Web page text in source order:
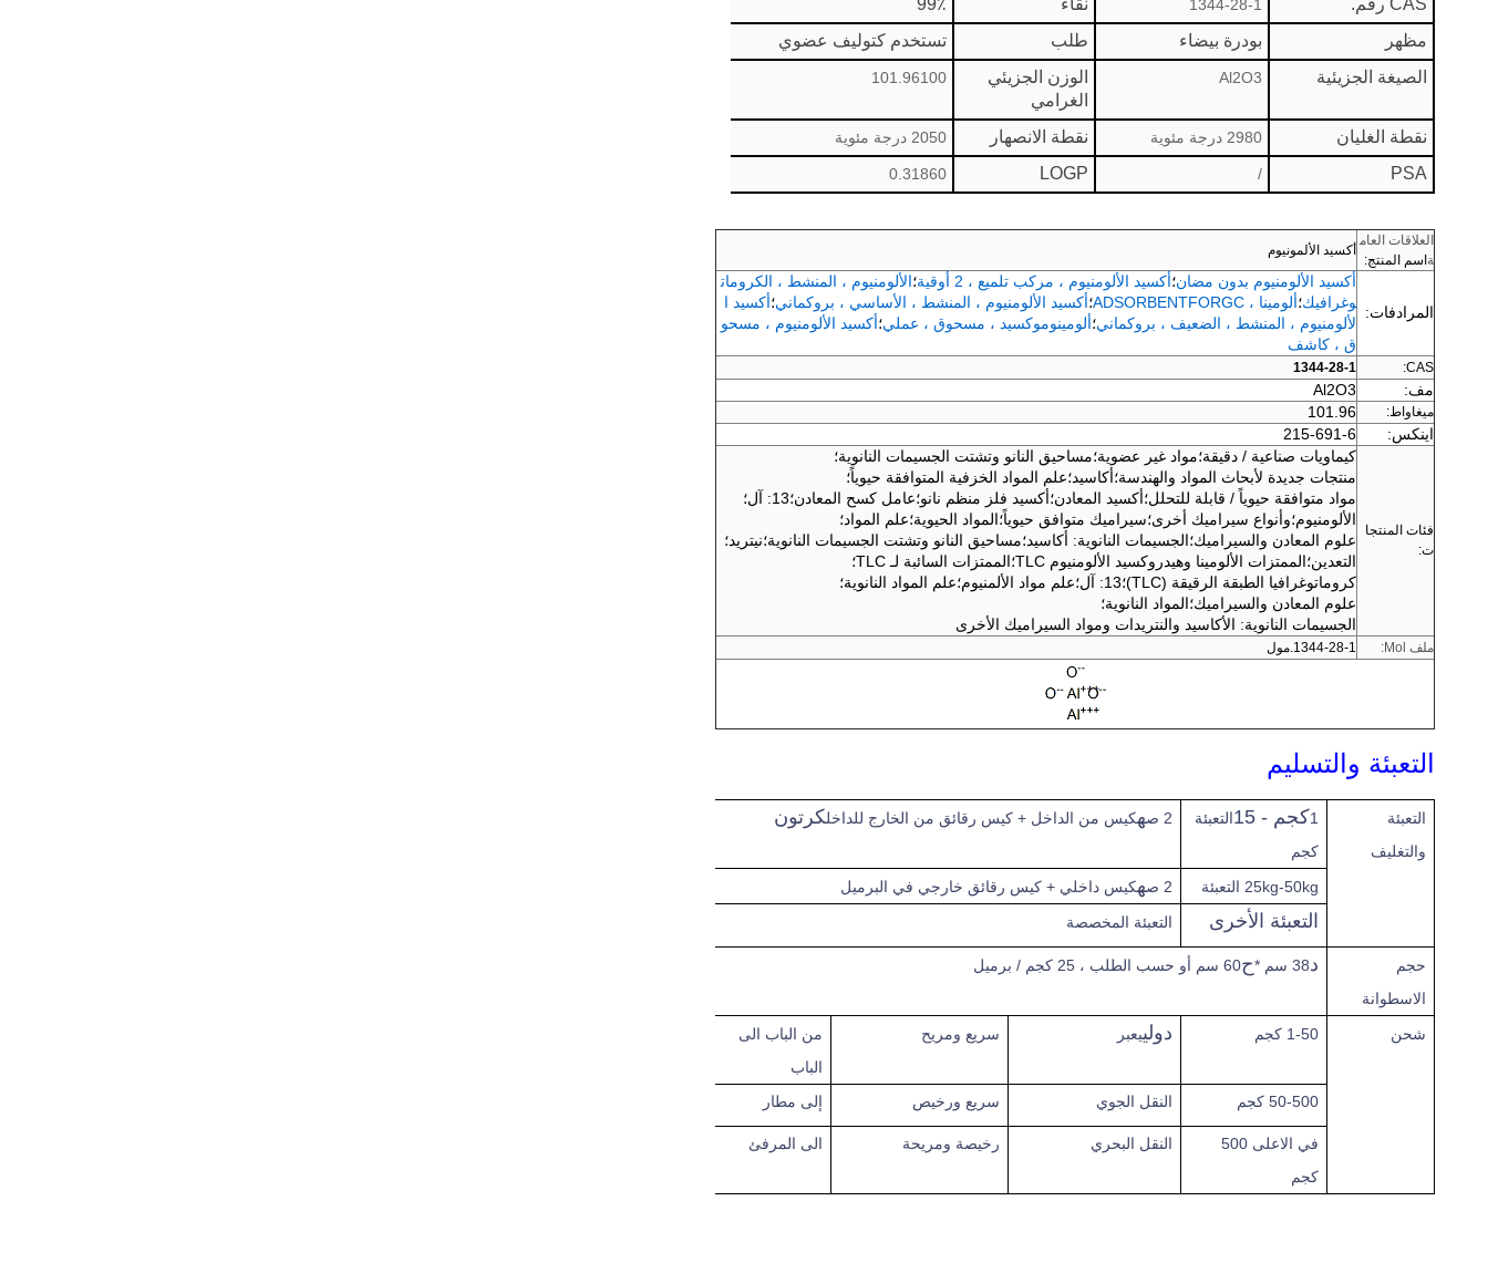
CAS رقم. 1344-28-1 نقاء
99٪
مظهر
بودرة بيضاء طلب
تستخدم كتوليف عضوي
الصيغة الجزيئية
Al2O3
الوزن الجزيئي
الغرامي
101.96100
نقطة الغليان 2980 درجة مئوية نقطة الانصهار 2050 درجة مئوية
PSA
/
LOGP
0.31860
العلاقات العام
ة اسم المنتج:
أكسيد الألمونيوم
المرادفات:
أكسيد الألومنيوم بدون مضان؛أكسيد الألومنيوم ، مركب تلميع ، 2 أوقية ؛الألومنيوم ، المنشط ، الكرومات
وغرافيك؛ألومينا ، ADSORBENTFORGC ؛أكسيد الألومنيوم ، المنشط ، الأساسي ، بروكماني؛أكسيد ا
لألومنيوم ، المنشط ، الضعيف ، بروكماني؛ألومينوموكسيد ، مسحوق ، عملي؛أكسيد الألومنيوم ، مسحو
ق ، كاشف
CAS:
1344-28-1
مف: Al2O3
ميغاواط:
101.96
اينكس:
215-691-6
فئات المنتجا
ت:
كيماويات صناعية / دقيقة؛مواد غير عضوية؛مساحيق النانو وتشتت الجسيمات النانوية؛
منتجات جديدة لأبحاث المواد والهندسة؛أكاسيد؛علم المواد الخزفية المتوافقة حيوياً؛
مواد متوافقة حيوياً / قابلة للتحلل؛أكسيد المعادن؛أكسيد فلز منظم نانو؛عامل كسح المعادن؛13: آل
؛
الألومنيوم؛وأنواع سيراميك أخرى؛سيراميك متوافق حيوياً؛المواد الحيوية؛علم المواد؛
علوم المعادن والسيراميك؛الجسيمات النانوية: أكاسيد؛مساحيق النانو وتشتت الجسيمات النانوية؛نيتريد؛
التعدين؛الممتزات الألومينا وهيدروكسيد الألومنيوم TLC ؛الممتزات السائبة لـ TLC
؛
كروماتوغرافيا الطبقة الرقيقة (TLC)
؛13: آل ؛علم مواد الألمنيوم؛علم المواد النانوية؛
علوم المعادن والسيراميك؛المواد النانوية؛
الجسيمات النانوية: الأكاسيد والنتريدات ومواد السيراميك الأخرى
ملف Mol: 1344-28-1.مول
التعبئة والتسليم
التعبئة
والتغليف
1كجم - 15
التعبئة
كجم
2 ص هكيس من الداخل + كيس رقائق من الخارج للداخلكرتون
25kg-50kg التعبئة 2 ص هكيس داخلي + كيس رقائق خارجي في البرميل
التعبئة الأخرى التعبئة المخصصة
حجم
الاسطوانة
د38 سم * ح60 سم أو حسب الطلب ، 25 كجم / برميل
شحن 1-50 كجم دولييعبر سريع ومريح
من الباب الى
الباب
50-500 كجم
النقل الجوي سريع ورخيص إلى مطار
في الاعلى 500
كجم
النقل البحري رخيصة ومريحة الى المرفئ